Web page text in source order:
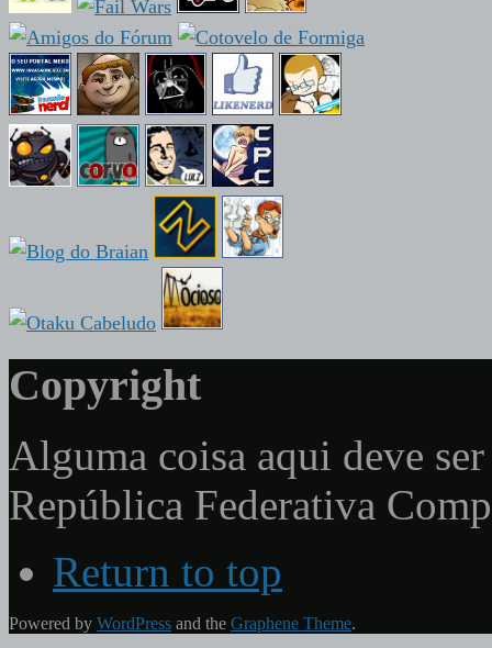
Copyright
Alguma coisa aqui deve
República Federativa
Return to top
Powered by WordPress and the Graphene Theme.